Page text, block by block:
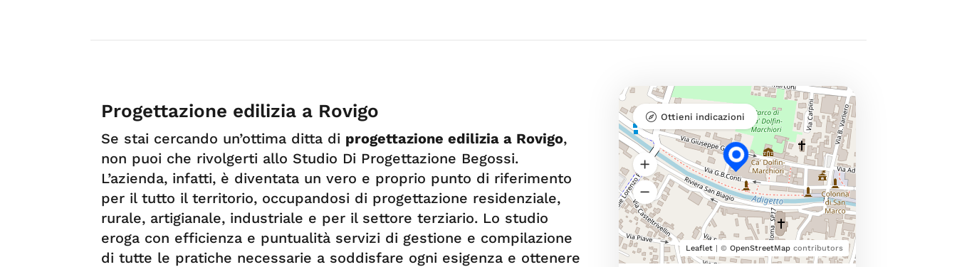
Progettazione edilizia a Rovigo
Se stai cercando un’ottima ditta di progettazione edilizia a Rovigo,
non puoi che rivolgerti allo Studio Di Progettazione Begossi.
L’azienda, infatti, è diventata un vero e proprio punto di riferimento
per il tutto il territorio, occupandosi di progettazione residenziale,
rurale, artigianale, industriale e per il settore terziario. Lo studio
eroga con efficienza e puntualità servizi di gestione e compilazione
di tutte le pratiche necessarie a soddisfare ogni esigenza e ottenere
Leaflet| © OpenStreetMapcontributors
Ottieni indicazioni